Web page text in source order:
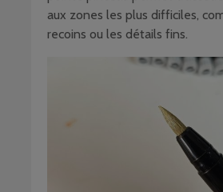
aux zones les plus difficiles,
recoins ou les détails fins.